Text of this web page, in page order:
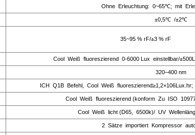
Ohne Erleuchtung: 0~65℃; mit
±0,5℃ /±2℃
35~95 % rF/±3 % rF
Cool Weiß fluoreszierend 0-6000 Lux einstellbar/
320–400 nm
ICH Q1B Befehl, Cool Weiß
Cool Weiß fluoreszierend (konform Zu ISO
Cool Weiß licht (D65, 6500k)/ UV
2 Sätze importiert Kompressor